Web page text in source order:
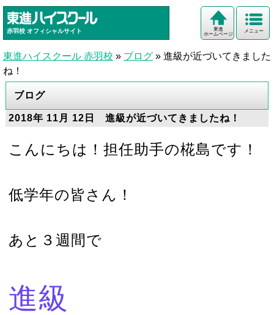
赤羽校 オフィシャルサイト メニュー
東進
ホームページ
東進ハイスクール 赤羽校 » ブログ » 進級が近づいてきました
ね！
ブログ
2018年 11月 12日 進級が近づいてきましたね！
こんにちは！担任助手の椛島です！
低学年の皆さん！
あと３週間で
進級